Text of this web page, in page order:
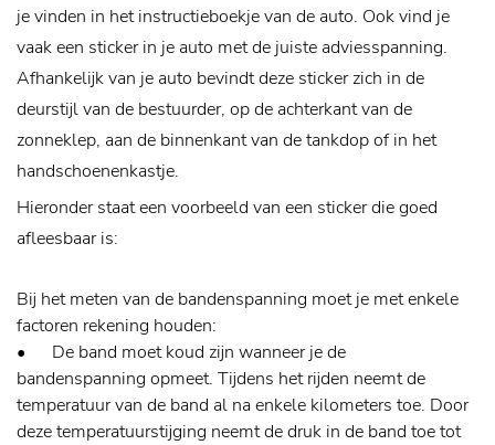
je vinden in het instructieboekje van de auto. Ook vind je
vaak een sticker in je auto met de juiste adviesspanning.
Afhankelijk van je auto bevindt deze sticker zich in de
deurstijl van de bestuurder, op de achterkant van de
zonneklep, aan de binnenkant van de tankdop of in het
handschoenenkastje.
Hieronder staat een voorbeeld van een sticker die goed
afleesbaar is:
Bij het meten van de bandenspanning moet je met enkele
factoren rekening houden:
•
De band moet koud zijn wanneer je de
bandenspanning opmeet. Tijdens het rijden neemt de
temperatuur van de band al na enkele kilometers toe. Door
deze temperatuurstijging neemt de druk in de band toe tot